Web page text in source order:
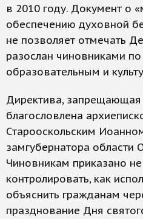
в 2010 году. Документ о
обеспечению духовной
не позволяет отмечать
разослан чиновниками
образовательным и
Директива,
благословлена
Старооскольским
замгубернатора области
Чиновникам приказано не
контролировать, как
объяснить гражданам
празднование Дня